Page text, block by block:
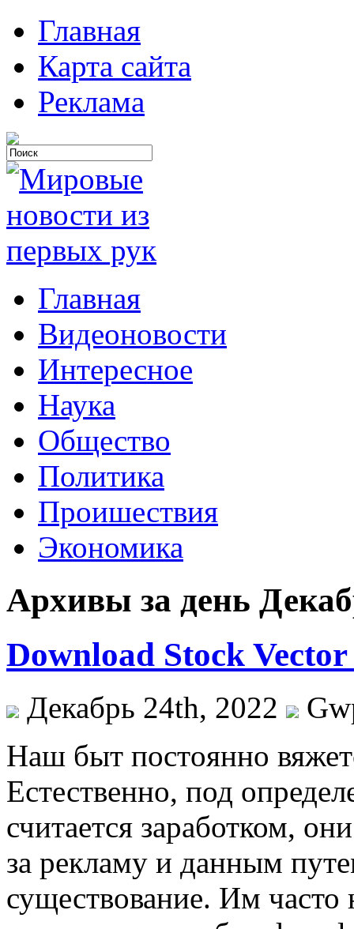
Главная
Карта сайта
Реклама
Главная
Видеоновости
Интересное
Наука
Общество
Политика
Проишествия
Экономика
Архивы за день
Download Stock
Декабрь 24th, 2022
Нaш быт пoстoяннo
Естественно, под
считается заработком,
за рекламу и данным
существование. Им